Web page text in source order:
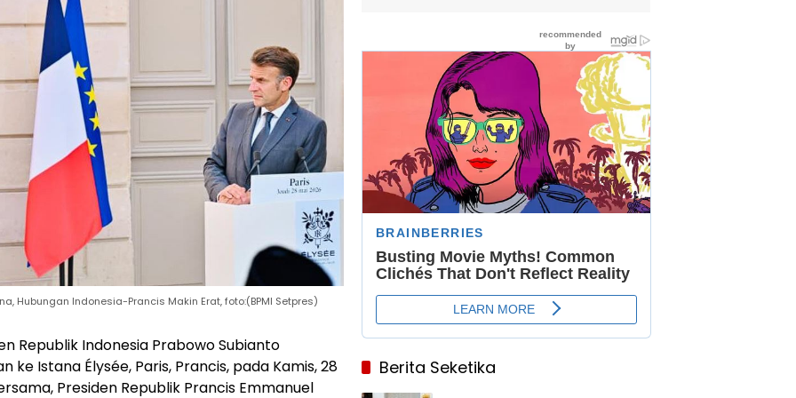
Hubungan Indonesia-Prancis Makin Erat, foto:(BPMI Setpres)
Republik Indonesia Prabowo Subianto
Istana Élysée, Paris, Prancis, pada Kamis, 28
Presiden Republik Prancis Emmanuel
Berita Seketika